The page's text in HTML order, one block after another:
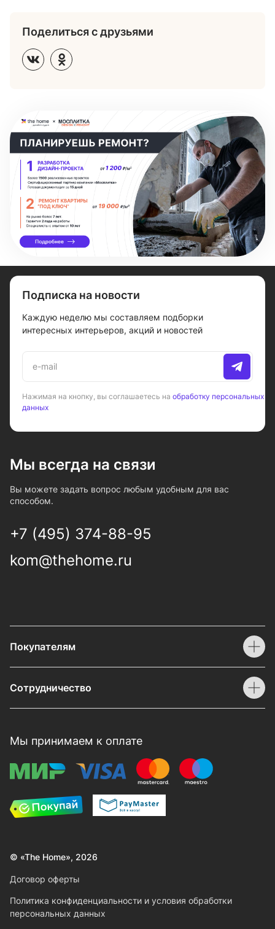
Поделиться с друзьями
Подписка на новости
Каждую неделю мы составляем подборки
интересных интерьеров, акций и новостей
Нажимая на кнопку, вы соглашаетесь на обработку персональных
данных
Мы всегда на связи
Вы можете задать вопрос любым удобным для вас
способом.
+7 (495) 374-88-95
kom@thehome.ru
Покупателям
Сотрудничество
Мы принимаем к оплате
© «The Home», 2026
Договор оферты
Политика конфиденциальности и условия обработки
персональных данных